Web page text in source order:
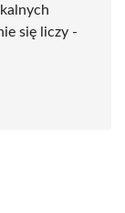
się liczy -